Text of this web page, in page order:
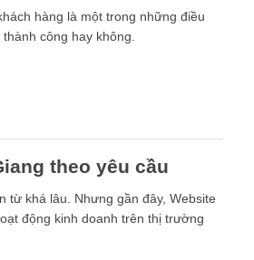
hàng là một trong những điều
công hay không.
theo yêu cầu
từ khá lâu. Nhưng gần đây, Website
động kinh doanh trên thị trường